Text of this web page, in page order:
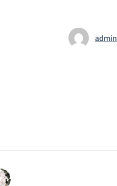
admin